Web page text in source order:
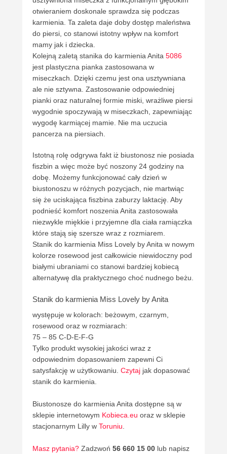
otwieraniem doskonale sprawdza się podczas
karmienia. Ta zaleta daje doby dostęp maleństwa
do piersi, co stanowi istotny wpływ na komfort
mamy jak i dziecka.
Kolejną zaletą stanika do karmienia Anita 5086
jest plastyczna pianka zastosowana w
miseczkach. Dzięki czemu jest ona usztywniana
ale nie sztywna. Zastosowanie odpowiedniej
pianki oraz naturalnej formie miski, wrażliwe piersi
wygodnie spoczywają w miseczkach, zapewniając
wygodę karmiącej mamie. Nie ma uczucia
pancerza na piersiach.
Istotną rolę odgrywa fakt iż biustonosz nie posiada
fiszbin a więc może być noszony 24 godziny na
dobę. Możemy funkcjonować cały dzień w
biustonoszu w różnych pozycjach, nie martwiąc
się że uciskająca fiszbina zaburzy laktację. Aby
podnieść komfort noszenia Anita zastosowała
niezwykle miękkie i przyjemne dla ciała ramiączka
które stają się szersze wraz z rozmiarem.
Stanik do karmienia Miss Lovely by Anita w nowym
kolorze rosewood jest całkowicie niewidoczny pod
białymi ubraniami co stanowi bardziej kobiecą
alternatywę dla praktycznego choć nudnego beżu.
Stanik do karmienia Miss Lovely by Anita
występuje w kolorach: beżowym, czarnym,
rosewood oraz w rozmiarach:
75 – 85 C-D-E-F-G
Tylko produkt wysokiej jakości wraz z
odpowiednim dopasowaniem zapewni Ci
satysfakcję w użytkowaniu. Czytaj jak dopasować
stanik do karmienia.
Biustonosze do karmienia Anita dostępne są w
sklepie internetowym Kobieca.eu oraz w sklepie
stacjonarnym Lilly w Toruniu.
Masz pytania? Zadzwoń 56 660 15 00 lub napisz